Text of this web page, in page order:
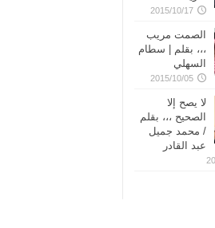
2015/10/17
الصمت مريب
،،، بقلم | سطام
السهلي
2015/10/05
لا يصح إلا
الصحيح ،،، بقلم
/ محمد جميل
عبد القادر